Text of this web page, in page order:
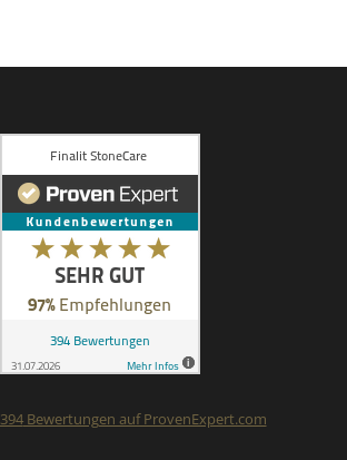
394Bewertungen auf ProvenExpert.com